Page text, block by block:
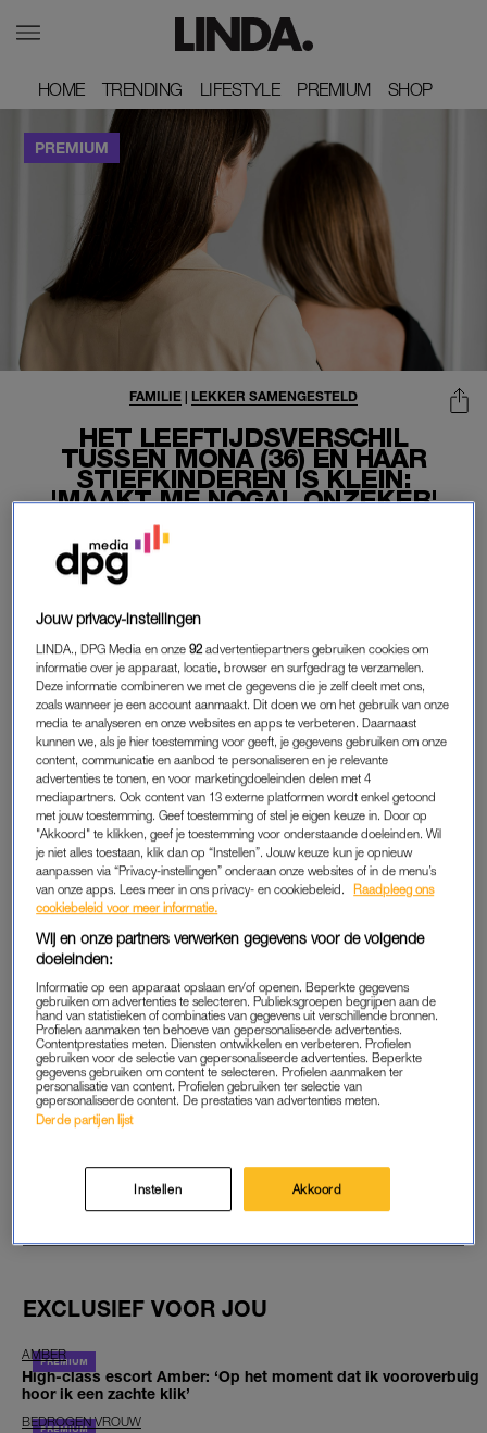
HOME
HOME TRENDING
TRENDING LIFESTYLE
LIFESTYLE PREMIUM
PREMIUM SHOP
SHOP
HET LEEFTIJDSVERSCHIL
TUSSEN MONA (36) EN HAAR
STIEFKINDEREN IS KLEIN:
'MAAKT ME NOGAL ONZEKER'
FAMILIE | LEKKER SAMENGESTELD
12-06-2026
LEES VERDER MET
PREMIUM
Krijg onbeperkt toegang tot alle
artikelen
Lees LINDA.magazine online
Geniet van te gekke winacties en
lekkere puzzels
Maandelijks opzegbaar
START GRATIS MAAND
Daarna €5,95 per maand
Al abonnee? Log in
GOED ARTIKEL? DELEN MAAR.
EXCLUSIEF VOOR JOU
AMBER
High-class escort Amber: ‘Op het moment dat ik vooroverbuig
hoor ik een zachte klik’
BEDROGEN VROUW
Jouw privacy-instellingen
LINDA., DPG Media en onze92 advertentiepartners gebruiken cookies om
informatie over je apparaat, locatie, browser en surfgedrag te verzamelen.
Deze informatie combineren we met de gegevens die je zelf deelt met ons,
zoals wanneer je een account aanmaakt. Dit doen we om het gebruik van onze
media te analyseren en onze websites en apps te verbeteren. Daarnaast
kunnen we, als je hier toestemming voor geeft, je gegevens gebruiken om onze
content, communicatie en aanbod te personaliseren en je relevante
advertenties te tonen, en voor marketingdoeleinden delen met 4
mediapartners. Ook content van 13 externe platformen wordt enkel getoond
met jouw toestemming. Geef toestemming of stel je eigen keuze in. Door op
"Akkoord" te klikken, geef je toestemming voor onderstaande doeleinden. Wil
je niet alles toestaan, klik dan op “Instellen”. Jouw keuze kun je opnieuw
aanpassen via “Privacy-instellingen” onderaan onze websites of in de menu’s
van onze apps. Lees meer in ons privacy- en cookiebeleid.
Raadpleeg ons
cookiebeleid voor meer informatie.
Wij en onze partners verwerken gegevens voor de volgende
doeleinden:
Informatie op een apparaat opslaan en/of openen. Beperkte gegevens
gebruiken om advertenties te selecteren. Publieksgroepen begrijpen aan de
hand van statistieken of combinaties van gegevens uit verschillende bronnen.
Profielen aanmaken ten behoeve van gepersonaliseerde advertenties.
Contentprestaties meten. Diensten ontwikkelen en verbeteren. Profielen
gebruiken voor de selectie van gepersonaliseerde advertenties. Beperkte
gegevens gebruiken om content te selecteren. Profielen aanmaken ter
personalisatie van content. Profielen gebruiken ter selectie van
gepersonaliseerde content. De prestaties van advertenties meten.
Derde partijen lijst
Instellen Akkoord